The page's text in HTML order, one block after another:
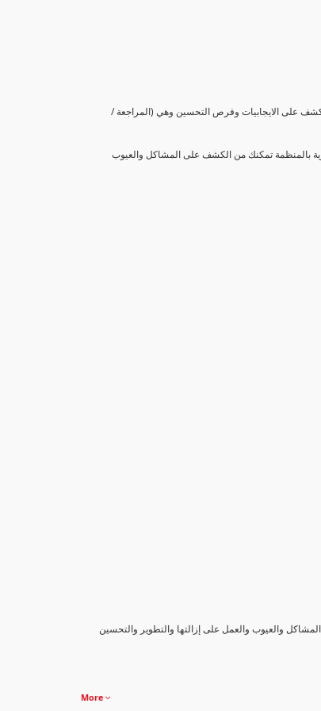
على الايجابيات وفرص التحسين وهي (المراجعة /
بالمنظمة تمكنك من الكشف على المشاكل والعيوب
والعيوب والعمل على إزالتها والتطوير والتحسين
More